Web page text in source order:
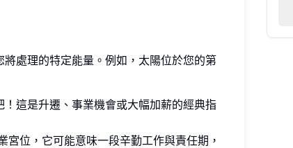
處理的特定能量。例如，太陽位於您的第
這是升遷、事業機會或大幅加薪的經典指
位，它可能意味一段辛勤工作與責任期，